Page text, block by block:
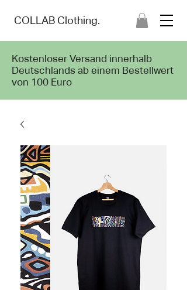
COLLAB Clothing.
Kostenloser Versand innerhalb
Deutschlands ab einem Bestellwert
von 100 Euro